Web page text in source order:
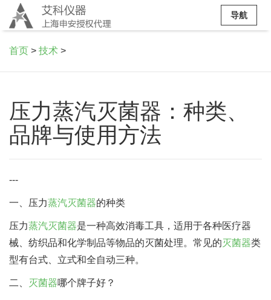
导航
首页 > 技术 >
压力蒸汽灭菌器：种类、
品牌与使用方法
---
一、压力蒸汽灭菌器的种类
压力蒸汽灭菌器是一种高效消毒工具，适用于各种医疗器
械、纺织品和化学制品等物品的灭菌处理。常见的灭菌器类
型有台式、立式和全自动三种。
二、 灭菌器哪个牌子好？